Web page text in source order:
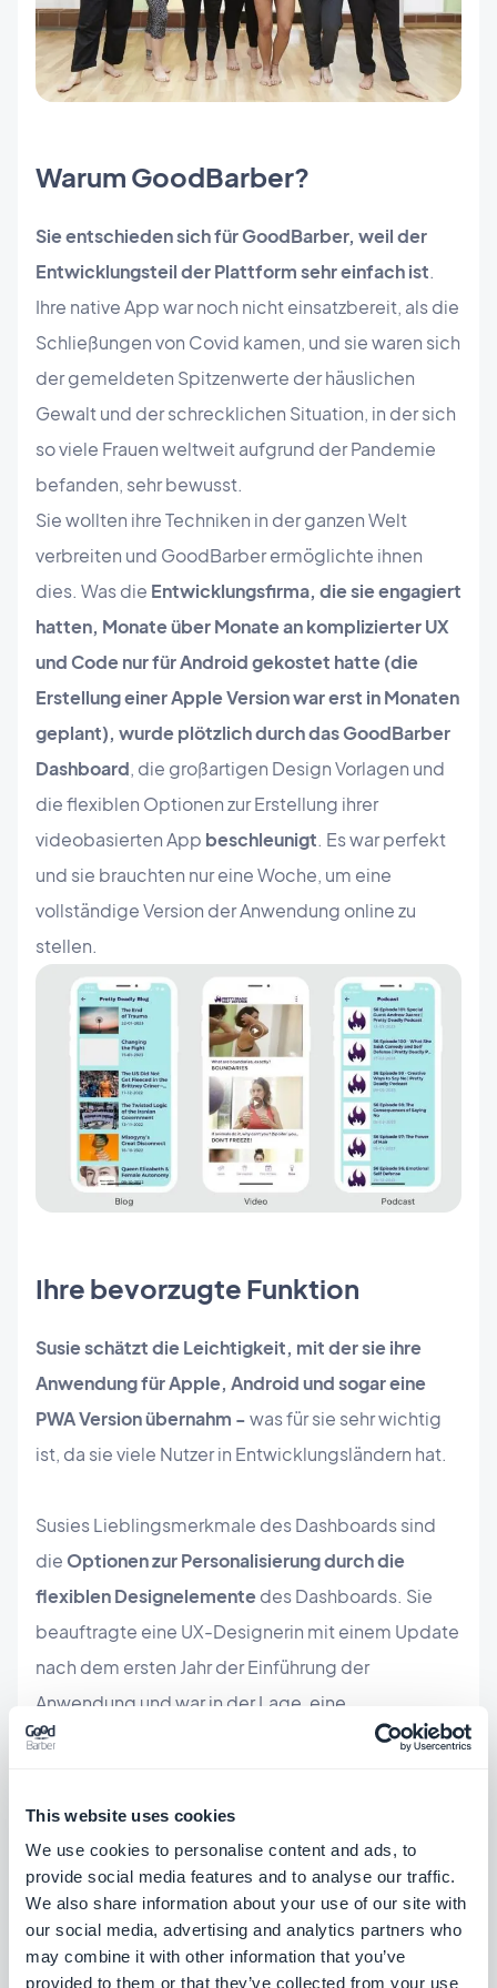
This website uses cookies
We use cookies to personalise content and ads, to
provide social media features and to analyse our traffic.
We also share information about your use of our site with
our social media, advertising and analytics partners who
may combine it with other information that you’ve
provided to them or that they’ve collected from your use
Warum GoodBarber?
Sie entschieden sich für GoodBarber, weil der
Entwicklungsteil der Plattform sehr einfach ist.
Ihre native App war noch nicht einsatzbereit, als die
Schließungen von Covid kamen, und sie waren sich
der gemeldeten Spitzenwerte der häuslichen
Gewalt und der schrecklichen Situation, in der sich
so viele Frauen weltweit aufgrund der Pandemie
befanden, sehr bewusst.
Sie wollten ihre Techniken in der ganzen Welt
verbreiten und GoodBarber ermöglichte ihnen
dies. Was die Entwicklungsfirma, die sie engagiert
hatten, Monate über Monate an komplizierter UX
und Code nur für Android gekostet hatte (die
Erstellung einer Apple Version war erst in Monaten
geplant), wurde plötzlich durch das GoodBarber
Dashboard, die großartigen Design Vorlagen und
die flexiblen Optionen zur Erstellung ihrer
videobasierten App beschleunigt. Es war perfekt
und sie brauchten nur eine Woche, um eine
vollständige Version der Anwendung online zu
stellen.
Ihre bevorzugte Funktion
Susie schätzt die Leichtigkeit, mit der sie ihre
Anwendung für Apple, Android und sogar eine
PWA Version übernahm -was für sie sehr wichtig
ist, da sie viele Nutzer in Entwicklungsländern hat.
Susies Lieblingsmerkmale des Dashboards sind
dieOptionen zur Personalisierung durch die
flexiblen Designelementedes Dashboards. Sie
beauftragte eine UX-Designerin mit einem Update
nach dem ersten Jahr der Einführung der
Anwendung und war in der Lage, eine
grundlegende JSON-Codierung mit nativen Drag
verfügbar waren, zu kombinieren, um die Pretty
Deadly-Anwendung auf ein völlig neues Niveau zu
bringen.
Susie und die Pretty Deadly App sind die perfekte
Verkörperung der Aufmerksamkeit, die wir Frauen